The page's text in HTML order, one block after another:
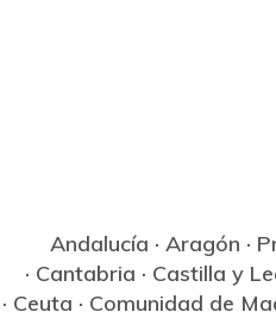
Andalucía · Aragón ·
· Cantabria · Castilla y
· Ceuta · Comunidad de